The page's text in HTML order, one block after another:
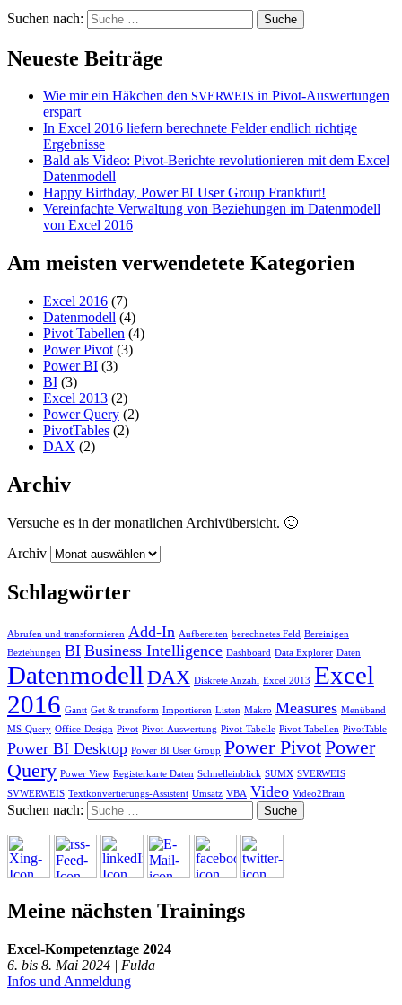
Suchen nach:
Neueste Beiträge
Wie mir ein Häkchen den SVERWEIS in Pivot-Auswertungen
erspart
In Excel 2016 liefern berechnete Felder endlich richtige
Ergebnisse
Bald als Video: Pivot-Berichte revolutionieren mit dem Excel
Datenmodell
Happy Birthday, PowerBI User Group Frankfurt!
Vereinfachte Verwaltung von Beziehungen im Datenmodell
von Excel 2016
Am meisten verwendetete Kategorien
Excel 2016 (7)
Datenmodell (4)
Pivot Tabellen (4)
Power Pivot (3)
Power BI (3)
BI (3)
Excel 2013 (2)
Power Query (2)
PivotTables (2)
DAX (2)
Archiv
Versuche es in der monatlichen Archivübersicht. 🙂
Archiv
Schlagwörter
Abrufen und transformieren Add-In Aufbereiten berechnetes Feld Bereinigen
Beziehungen BI Business Intelligence Dashboard Data Explorer Daten
Datenmodell DAX Diskrete Anzahl Excel 2013 Excel
2016 Gantt Get & transform Importieren Listen Makro Measures Menüband
MS-Query Office-Design Pivot Pivot-Auswertung Pivot-Tabelle Pivot-Tabellen PivotTable
Power BI Desktop Power BI User Group Power PivotPower
Query Power View Registerkarte Daten Schnelleinblick SUMX SVERWEIS
SVWERWEIS Textkonvertierungs-Assistent Umsatz VBA Video Video2Brain
Suchen nach:
Meine nächsten Trainings
Excel-Kompetenztage 2024
6. bis 8. Mai 2024 | Fulda
Infos und Anmeldung